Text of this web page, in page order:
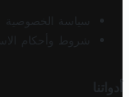
سياسة الخصوصية
شروط وأحكام
أدواتنا